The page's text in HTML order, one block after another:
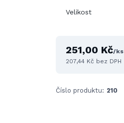
Velikost
251,00 Kč/ks
207,44 Kč bez DPH
Číslo produktu: 210